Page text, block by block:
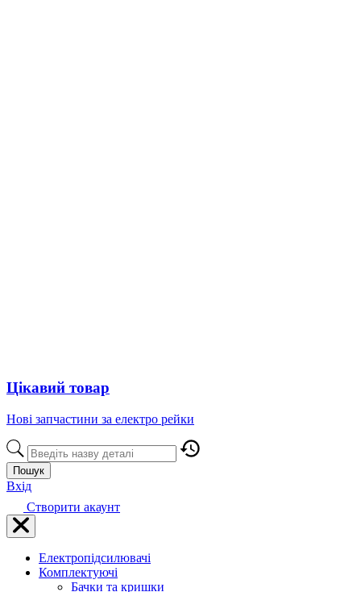
Цікавий товар
Нові запчастини за електро рейки
Пошук
Вхід
Створити акаунт
Електропідсилювачі
Комплектуючі
Бачки та кришки